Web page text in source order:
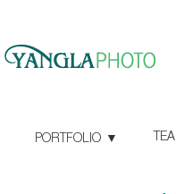
PORTFOLIO